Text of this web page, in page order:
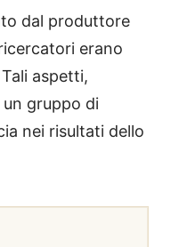
dal produttore
erano
aspetti,
gruppo di
nei risultati dello